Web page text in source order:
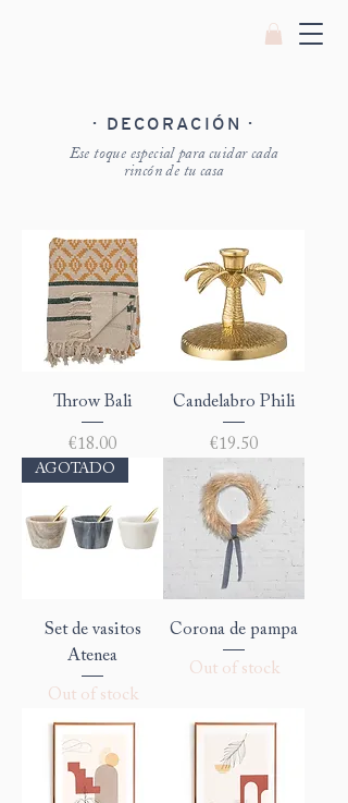
· DECORACIÓN ·
Ese toque especial para cuidar cada
rincón de tu casa
Throw Bali
Price
€18.00
Candelabro Phili
Price
€19.50
AGOTADO
Set de vasitos
Atenea
Out of stock
Corona de pampa
Out of stock